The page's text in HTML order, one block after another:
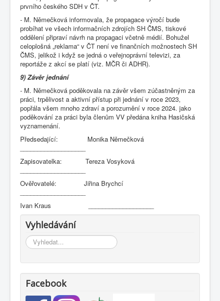
prvního českého SDH v ČT.
- M. Němečková informovala, že propagace výročí bude
probíhat ve všech informačních zdrojích SH ČMS, tiskové
oddělení připraví návrh na propagaci včetně médií. Bohužel
celoplošná „reklama“ v ČT není ve finančních možnostech SH
ČMS, jelikož i když se jedná o veřejnoprávní televizi, za
reportáže z akcí se platí (viz. MČR či ADHR).
9) Závěr jednání
- M. Němečková poděkovala na závěr všem zúčastněným za
práci, trpělivost a aktivní přístup při jednání v roce 2023,
popřála všem mnoho zdraví a porozumění v roce 2024. jako
poděkování za práci byla členům VV předána kniha Hasičská
vyznamenání.
Předsedající: Monika Němečková
Zapisovatelka: Tereza Vosyková
Ověřovatelé: Jiřina Brychcí
Ivan Kraus ___________________
Vyhledávání
Vyhledávání...
Facebook